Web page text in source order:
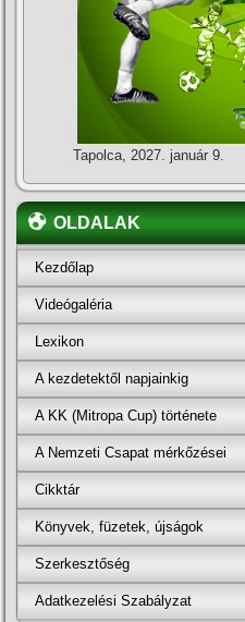
Tapolca, 2027. január 9.
OLDALAK
Kezdőlap
Videógaléria
Lexikon
A kezdetektől napjainkig
A KK (Mitropa Cup) története
A Nemzeti Csapat mérkőzései
Cikktár
Könyvek, füzetek, újságok
Szerkesztőség
Adatkezelési Szabályzat